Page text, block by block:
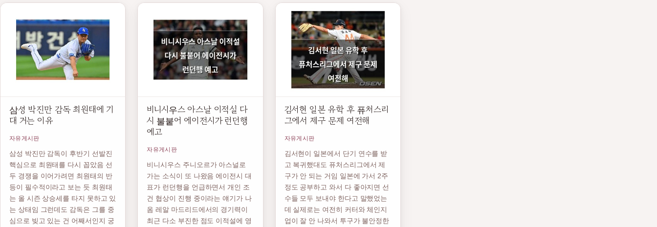
삼성 박진만 감독 최원태에 기
대 거는 이유
자유게시판
삼성 박진만 감독이 후반기 선발진
핵심으로 최원태를 다시 꼽았음 선
두 경쟁을 이어가려면 최원태의 반
등이 필수적이라고 보는 듯 최원태
는 올 시즌 상승세를 타지 못하고 있
는 상태임 그런데도 감독은 그를 중
심으로 빚고 있는 건 어째서인지 궁
비니시우스 아스날 이적설 다
시 불붙어 에이전시가 런던행
예고
자유게시판
비니시우스 주니오르가 아스널로
가는 소식이 또 나왔음 에이전시 대
표가 런던행을 언급하면서 개인 조
건 협상이 진행 중이라는 얘기가 나
옴 레알 마드리드에서의 경기력이
최근 다소 부진한 점도 이적설에 영
김서현 일본 유학 후 퓨처스리
그에서 제구 문제 여전해
자유게시판
김서현이 일본에서 단기 연수를 받
고 복귀했대도 퓨처스리그에서 제
구가 안 되는 거임 일본에 가서 2주
정도 공부하고 와서 다 좋아지면 선
수들 모두 보내야 한다고 말했었는
데 실제로는 여전히 커터와 체인지
업이 잘 안 나와서 투구가 불안정한